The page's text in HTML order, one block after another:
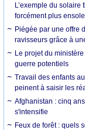
L’exemple du solaire
forcément plus
Piégée par une offre
ravisseurs grâce à
Le projet du
guerre potentiels
Travail des enfants
peinent à saisir les
Afghanistan : cinq
s'intensifie
Feux de forêt : quels